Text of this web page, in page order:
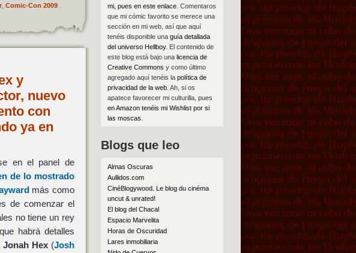
, Comic-Con 2009.
y
nuevo
con
ya en
en el panel de
de lo mostrado
más como
de comenzar el
no tiene un rey
habrá detalles
Jonah Hex(Josh
mi, pues en este enlace. Comentaros
que mi cómic favorito se merece una
sección en mi web, así que aquí
tenéis disponible una guía detallada
del universo Hellboy. El contenido de
este blog está bajo una licencia de
Creative Commons y como último
agregado aquí tenéis la política de
privacidad de la web. Ah, si os
apatece favorecer mi culturilla, pues
en Amazon tenéis mi Wishlist por si
las moscas
Blogs que leo
Almas Oscuras
Aullidos.com
CinéBlogywood. Le blog du cinéma
uncut & unrated!
El blog del Chacal
Espacio Marvelita
Horas de Oscuridad
Lares inmobiliaria